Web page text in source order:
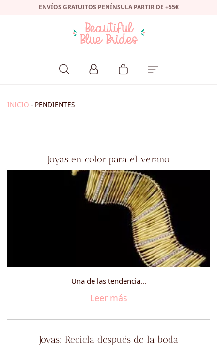
ENVÍOS GRATUITOS PENÍNSULA PARTIR DE +55€
INICIO - PENDIENTES
Joyas en color para el verano
Una de las tendencia...
Leer más
Joyas: Recicla después de la boda